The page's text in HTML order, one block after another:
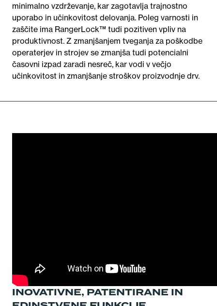
minimalno vzdrževanje, kar zagotavlja trajnostno
uporabo in učinkovitost delovanja. Poleg varnosti in
zaščite ima RangerLock™ tudi pozitiven vpliv na
produktivnost. Z zmanjšanjem tveganja za poškodbe
operaterjev in strojev se zmanjša tudi potencialni
časovni izpad zaradi nesreč, kar vodi v večjo
učinkovitost in zmanjšanje stroškov proizvodnje drv.
INOVATIVNE, PATENTIRANE IN